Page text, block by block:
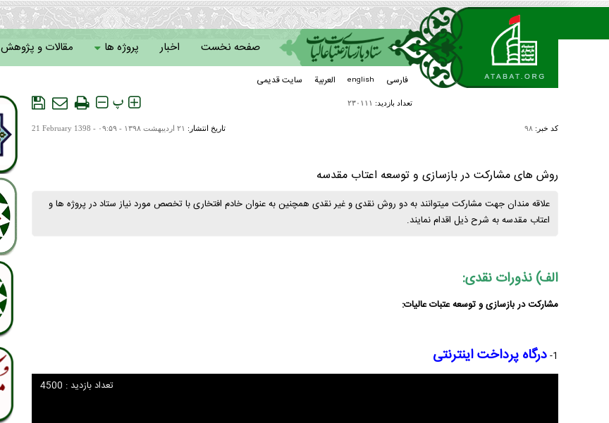
صفحه نخست اخبار پروژه ها مقالات و پژوهش
سامانه خادمان فارسی english العربیة سایت قدیمی
تعداد بازدید: ۲۳۰۱۱۱ پ
کد خبر: ۹۸ تاریخ انتشار: ۲۱ ارديبهشت ۱۳۹۸ - ۰۹:۵۹ - 21 February 1398
روش های مشارکت در بازسازی و توسعه اعتاب مقدسه
علاقه مندان جهت مشارکت میتوانند به دو روش نقدی و غیر نقدی همچنین به عنوان خادم افتخاری با تخصص مورد نیاز ستاد در پروژه ها و
اعتاب مقدسه به شرح ذیل اقدام نمایند.
الف) نذورات نقدی:
مشارکت در بازسازی و توسعه عتبات عالیات:
1- درگاه پرداخت اینترنتی
تعداد بازدید : 4500